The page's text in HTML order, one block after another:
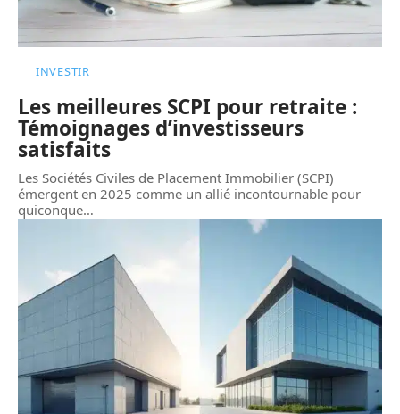
INVESTIR
Les meilleures SCPI pour retraite :
Témoignages d’investisseurs
satisfaits
Les Sociétés Civiles de Placement Immobilier (SCPI)
émergent en 2025 comme un allié incontournable pour
quiconque…